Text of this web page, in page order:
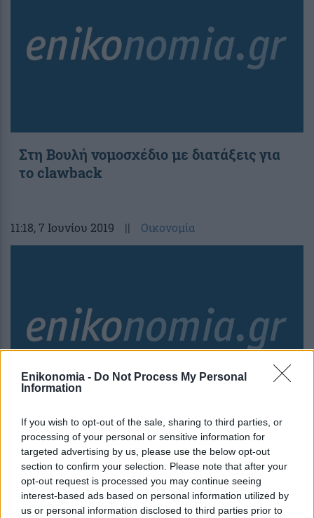
Enikonomia - Do Not Process My Personal
Information
If you wish to opt-out of the sale, sharing to third parties, or
processing of your personal or sensitive information for
targeted advertising by us, please use the below opt-out
section to confirm your selection. Please note that after your
opt-out request is processed you may continue seeing
interest-based ads based on personal information utilized by
us or personal information disclosed to third parties prior to
Στη Βουλή νομοσχέδιο με διατάξεις για
το clawback
11:18, 7 Ιουνίου 2019 || Οικονομία
Την επανεξέταση του μηχανισμού του
clawback ζητεί ο Σύνδεσμος
Φαρμακευτικών Επιχειρήσεων